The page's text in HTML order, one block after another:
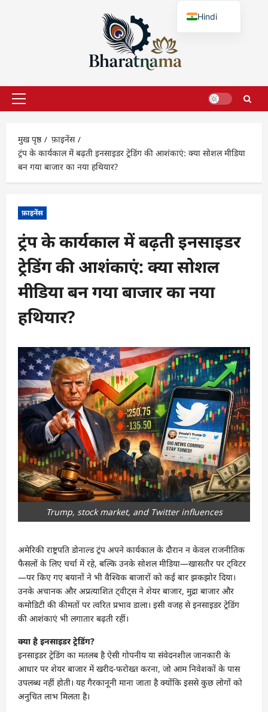
प्राथमिक
मुख पृष्ठ
फ़ाइनेंस
ट्रंप के कार्यकाल में बढ़ती इनसाइडर ट्रेडिंग की आशंकाएं: क्या सोशल मीडिया
बन गया बाजार का नया हथियार?
फ़ाइनेंस
ट्रंप के कार्यकाल में बढ़ती इनसाइडर
ट्रेडिंग की आशंकाएं: क्या सोशल
मीडिया बन गया बाजार का नया
हथियार?
Trump, stock market, and Twitter influences
अमेरिकी राष्ट्रपति डोनाल्ड ट्रंप अपने कार्यकाल के दौरान न केवल राजनीतिक
फैसलों के लिए चर्चा में रहे, बल्कि उनके सोशल मीडिया—खासतौर पर ट्विटर
—पर किए गए बयानों ने भी वैश्विक बाजारों को कई बार झकझोर दिया।
उनके अचानक और अप्रत्याशित ट्वीट्स ने शेयर बाजार, मुद्रा बाजार और
कमोडिटी की कीमतों पर त्वरित प्रभाव डाला। इसी वजह से इनसाइडर ट्रेडिंग
की आशंकाएं भी लगातार बढ़ती रहीं।
क्या है इनसाइडर ट्रेडिंग?
इनसाइडर ट्रेडिंग का मतलब है ऐसी गोपनीय या संवेदनशील जानकारी के
आधार पर शेयर बाजार में खरीद-फरोख्त करना, जो आम निवेशकों के पास
उपलब्ध नहीं होती। यह गैरकानूनी माना जाता है क्योंकि इससे कुछ लोगों को
अनुचित लाभ मिलता है।
Hindi